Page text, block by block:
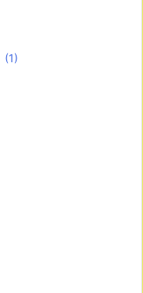
(1)